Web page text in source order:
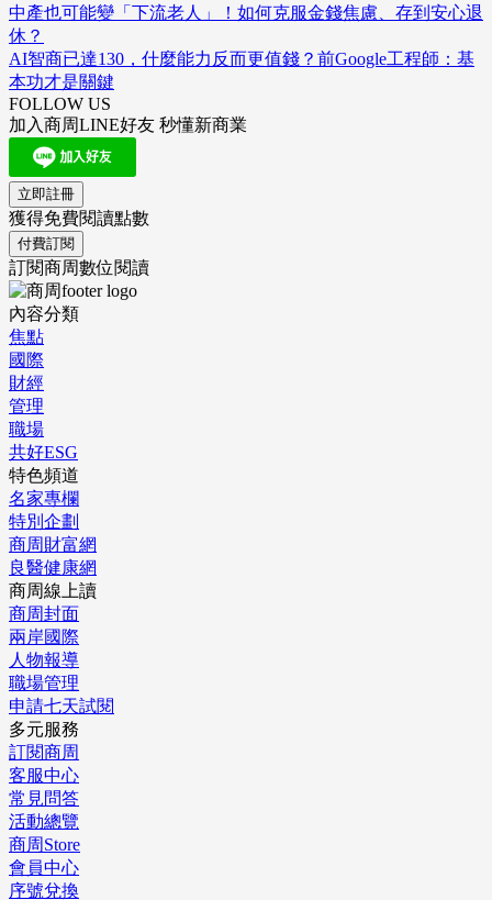
中產也可能變「下流老人」！如何克服金錢焦慮、存到安心退
休？
AI智商已達130，什麼能力反而更值錢？前Google工程師：基
本功才是關鍵
FOLLOW US
加入商周LINE好友 秒懂新商業
立即註冊
獲得免費閱讀點數
付費訂閱
訂閱商周數位閱讀
內容分類
焦點
國際
財經
管理
職場
共好ESG
特色頻道
名家專欄
特別企劃
商周財富網
良醫健康網
商周線上讀
商周封面
兩岸國際
人物報導
職場管理
申請七天試閱
多元服務
訂閱商周
客服中心
常見問答
活動總覽
商周Store
會員中心
序號兌換